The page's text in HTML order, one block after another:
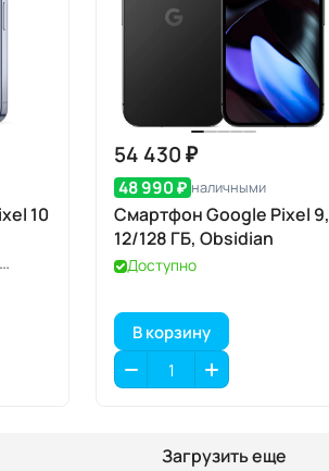
10
54 430 ₽
48 990 ₽ наличными
Смартфон Google Pixel 9,
12/128 ГБ, Obsidian
Доступно
В корзину
Загрузить еще